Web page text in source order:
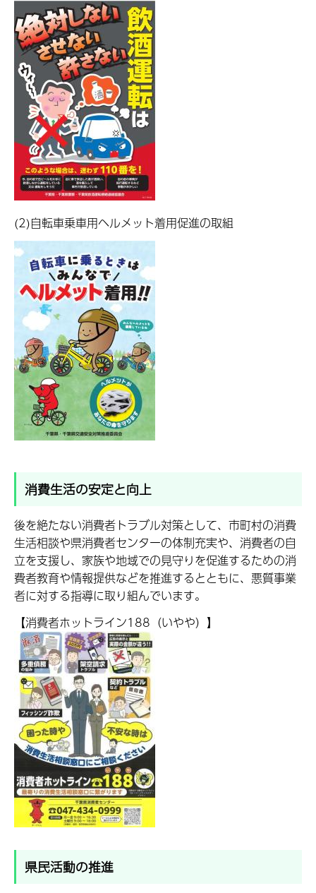
(2)自転車乗車用ヘルメット着用促進の取組
消費生活の安定と向上
後を絶たない消費者トラブル対策として、市町村の消費
生活相談や県消費者センターの体制充実や、消費者の自
立を支援し、家族や地域での見守りを促進するための消
費者教育や情報提供などを推進するとともに、悪質事業
者に対する指導に取り組んでいます。
【消費者ホットライン188（いやや）】
県民活動の推進